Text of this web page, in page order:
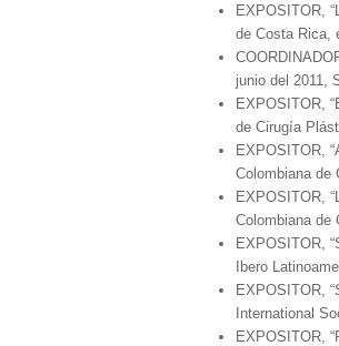
EXPOSITOR,
de Costa Rica,
junio del 2011,
EXPOSITOR,
de Cirugía
EXPOSITOR,
Colombiana de
EXPOSITOR,
Colombiana de
EXPOSITOR,
Ibero
EXPOSITOR,
International
EXPOSITOR,